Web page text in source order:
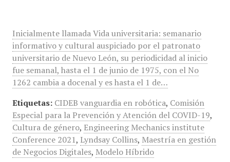
Inicialmente llamada Vida universitaria: semanario
informativo y cultural auspiciado por el patronato
universitario de Nuevo León, su periodicidad al inicio
fue semanal, hasta el 1 de junio de 1975, con el No
1262 cambia a docenal y es hasta el 1 de…
Etiquetas: CIDEB vanguardia en robótica, Comisión
Especial para la Prevención y Atención del COVID-19,
Cultura de género, Engineering Mechanics institute
Conference 2021, Lyndsay Collins, Maestría en gestión
de Negocios Digitales, Modelo Híbrido